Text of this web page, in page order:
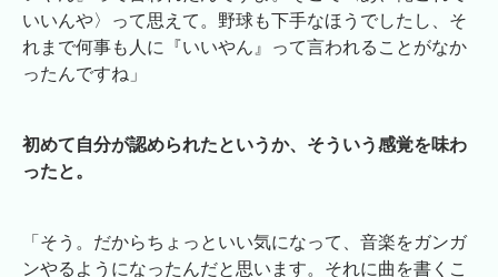
いいんや〉って思えて。野球も下手なほうでしたし、そ
れまで何事も人に『いいやん』って言われることがなか
ったんですね」
初めて自分が認められたというか、そういう感覚を味わ
ったと。
「そう。だからちょっといい気になって、音楽をガンガ
ンやるようになったんだと思います。それに曲を書くこ